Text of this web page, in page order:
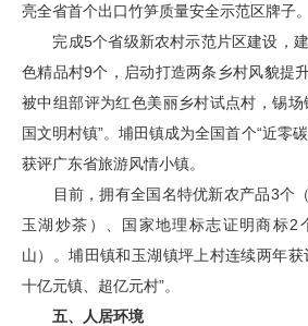
亮全省首个出口竹笋质量安全示范区牌子。
完成5个省级新农村示范片区建设，建
色精品村9个，启动打造两条乡村风貌提
被中组部评为红色美丽乡村试点村，锡
国文明村镇”。埔田镇成为全国首个“近零
获评广东省旅游风情小镇。
目前，拥有全国名特优新农产品3个（
玉湖炒茶）、国家地理标志证明商标2
山）。埔田镇和玉湖镇坪上村连续两年获
十亿元镇、超亿元村”。
五、人居环境